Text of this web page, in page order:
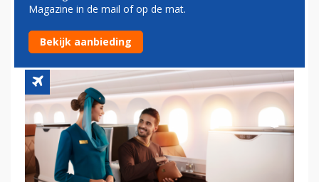
ALLE VLUCHTEN NAAR
GUANGZHOU
Magazine in de mail of op de mat.
Bekijk aanbieding